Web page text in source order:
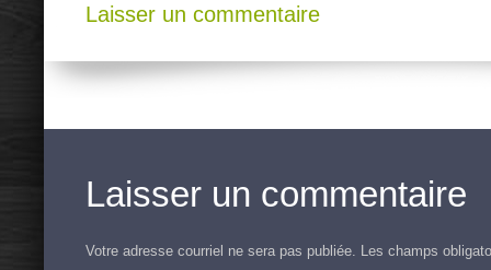
Laisser un commentaire
Laisser un commentaire
Votre adresse courriel ne sera pas publiée. Les champs